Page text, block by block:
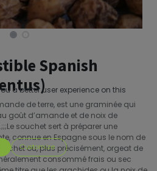
Spanish
de terre, est une graminée qui
goût d’amande et de noix de
souchet sert à préparer une
connue en Espagne sous le nom de
ou, plus précisément, orgeat de
consommé frais ou sec
a better user experience on this
Customize